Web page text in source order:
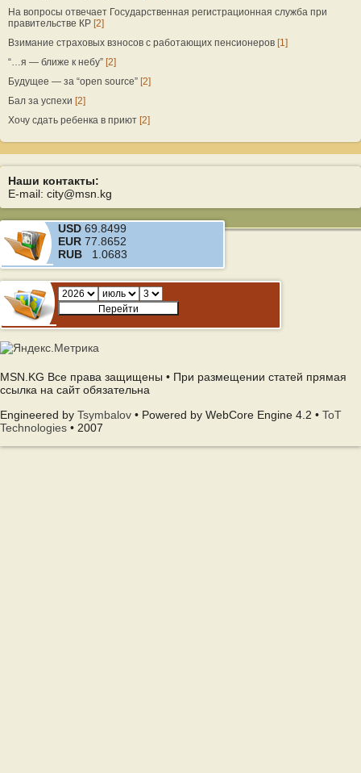
На вопросы отвечает Государственная регистрационная служба при
правительстве КР [2]
Взимание страховых взносов с работающих пенсионеров [1]
“…я — ближе к небу” [2]
Будущее — за “open source” [2]
Бал за успехи [2]
Хочу сдать ребенка в приют [2]
Наши контакты:
E-mail: city@msn.kg
USD 69.8499
EUR 77.8652
RUB 1.0683
MSN.KG Все права защищены • При размещении статей прямая
ссылка на сайт обязательна
Engineered by Tsymbalov • Powered by WebCore Engine 4.2 • ToT
Technologies • 2007